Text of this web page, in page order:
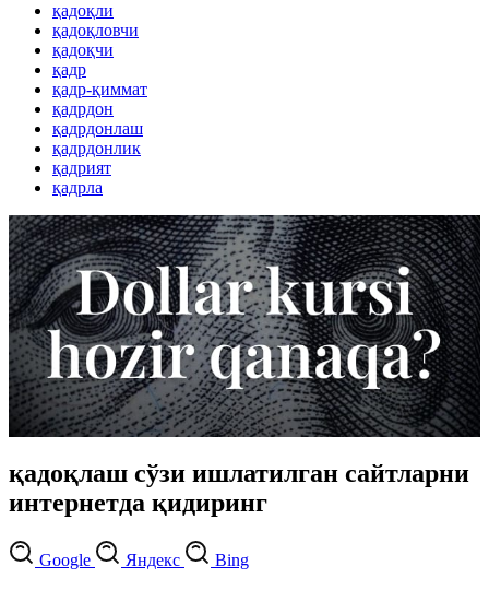
қадоқли
қадоқловчи
қадоқчи
қадр
қадр-қиммат
қадрдон
қадрдонлаш
қадрдонлик
қадрият
қадрла
қадоқлаш сўзи ишлатилган сайтларни
интернетда қидиринг
Google Яндекс Bing